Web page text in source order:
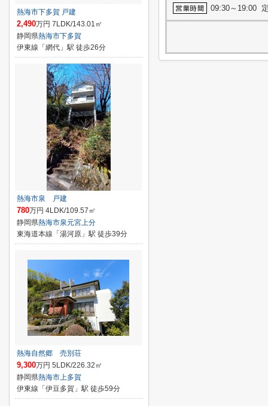
09:30～19:00
熱海市下多賀 戸建
2,490万円 7LDK/143.01㎡
静岡県熱海市下多賀
伊東線「網代」駅 徒歩26分
熱海市泉 戸建
780万円 4LDK/109.57㎡
静岡県熱海市泉元宮上分
東海道本線「湯河原」駅 徒歩39分
熱海自然郷 売別荘
9,300万円 5LDK/226.32㎡
静岡県熱海市上多賀
伊東線「伊豆多賀」駅 徒歩59分